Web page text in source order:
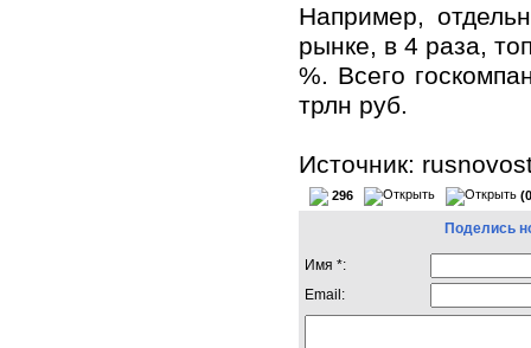
Например,
рынке, в 4 раза,
%. Всего
трлн руб.
Источник:
296
Поделись
Имя *:
Email: